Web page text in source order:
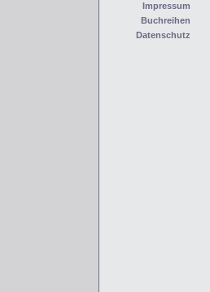
Impressum
Buchreihen
Datenschutz